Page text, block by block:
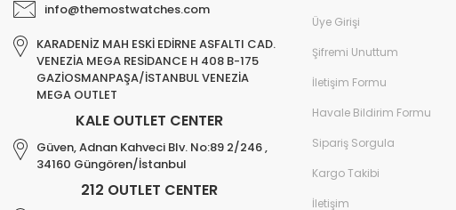
info@themostwatches.com
KARADENİZ MAH ESKİ EDİRNE ASFALTI CAD.
VENEZİA MEGA RESİDANCE H 408 B-175
GAZİOSMANPAŞA/İSTANBUL VENEZİA
MEGA OUTLET
KALE OUTLET CENTER
Güven, Adnan Kahveci Blv. No:89 2/246 ,
34160 Güngören/İstanbul
212 OUTLET CENTER
Üye Girişi
Şifremi Unuttum
İletişim Formu
Havale Bildirim Formu
Sipariş Sorgula
Kargo Takibi
İletişim